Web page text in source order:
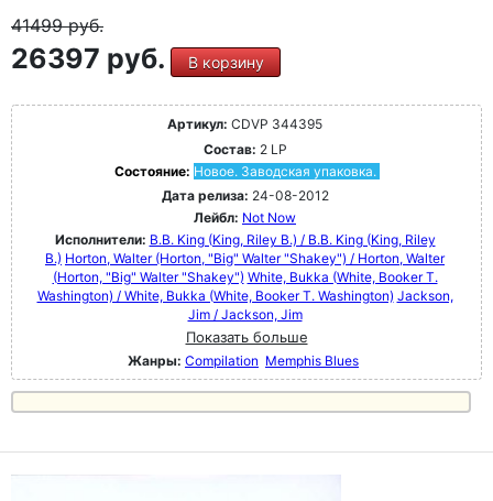
41499руб.
26397 руб. В корзину
Артикул: CDVP 344395
Состав: 2 LP
Состояние: Новое. Заводская упаковка.
Дата релиза: 24-08-2012
Лейбл: Not Now
Исполнители: B.B. King (King, Riley B.) / B.B. King (King, Riley
B.) Horton, Walter (Horton, "Big" Walter "Shakey") / Horton, Walter
(Horton, "Big" Walter "Shakey") White, Bukka (White, Booker T.
Washington) / White, Bukka (White, Booker T. Washington) Jackson,
Jim / Jackson, Jim
Показать больше
Жанры: Compilation Memphis Blues